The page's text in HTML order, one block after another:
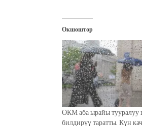
Окшоштор
ӨКМ аба ырайы
билдирүү таратты. Күн